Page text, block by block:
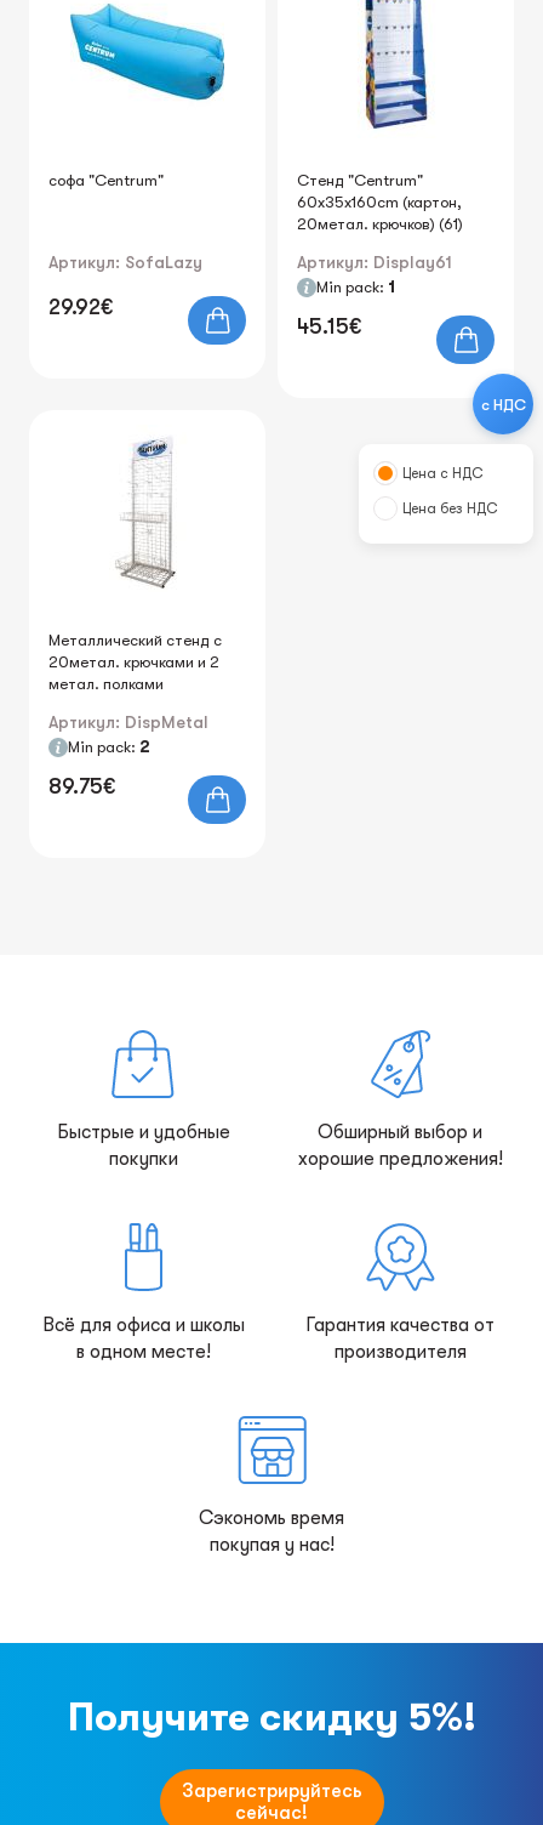
софа "Centrum"
Артикул: SofaLazy
29.92€
Стенд "Centrum"
60x35x160cm (картон,
20метал. крючков) (61)
Артикул: Display61
Min pack: 1
45.15€
Металлический стенд с
20метал. крючками и 2
метал. полками
Артикул: DispMetal
Min pack: 2
89.75€
с НДС
Цена с НДС
Цена без НДС
Быстрые и удобные
покупки
Обширный выбор и
хорошие предложения!
Всё для офиса и школы
в одном месте!
Гарантия качества от
производителя
Сэкономь время
покупая у нас!
Получите скидку 5%!
Зарегистрируйтесь
сейчас!